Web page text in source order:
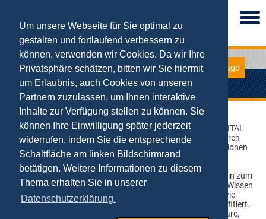
Um unsere Webseite für Sie optimal zu
gestalten und fortlaufend verbessern zu
können, verwenden wir Cookies. Da wir Ihre
Privatsphäre schätzen, bitten wir Sie hiermit
um Erlaubnis, auch Cookies von unseren
Partnern zuzulassen, um Ihnen interaktive
Inhalte zur Verfügung stellen zu können. Sie
können Ihre Einwilligung später jederzeit
widerrufen, indem Sie die entsprechende
Schaltfläche am linken Bildschirmrand
betätigen. Weitere Informationen zu diesem
Thema erhalten Sie in unserer
Datenschutzerklärung.
Vorträge
Vortragsreferenzen
Unter dem Markennamen „netSTART – WE START YOUR DIGITAL
BUSINESS“ bietet Prof. Dr. Tobias Kollmann seit über 15 Jahren
einschlägige und begeisternde Vorträge, Seminare, Moderationen
und Workshops für Unternehmen und Startups an, die in der
Digitalen Wirtschaft aktiv sind oder werden wollen. Über 400
Unternehmen, von der klein- und mittelständigen Firma bis hin zum
Großkonzern, haben in den letzten zehn Jahren von seinem Wissen
rund um elektronische Geschäftsmodelle und -prozesse sowie
seinen Visionen von der Digitalen Wirtschaft der Zukunft profitiert.
Er bietet vor diesem Hintergrund Keynotes, Vorträge, Seminare,